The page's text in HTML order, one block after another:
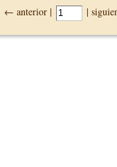
← anterior | |